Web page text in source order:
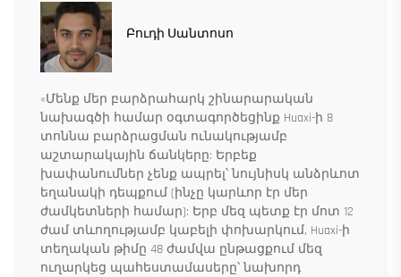
Բուդի Սանտոսո
«Մենք մեր բարձրահարկ շինարարական
նախագծի համար օգտագործեցինք Huaxi-ի 8
տոննա բարձրացման ունակությամբ
աշտարակային ճանկերը: Երբեք
խափանումներ չենք ապրել՝ նույնիսկ անձրևոտ
եղանակի դեպքում (ինչը կարևոր էր մեր
ժամկետների համար): Երբ մեզ պետք էր մոտ 12
ժամ տևողությամբ կաբելի փոխարկում, Huaxi-ի
տեղական թիմը 48 ժամվա ընթացքում մեզ
ուղարկեց պահեստամասերը՝ նախորդ